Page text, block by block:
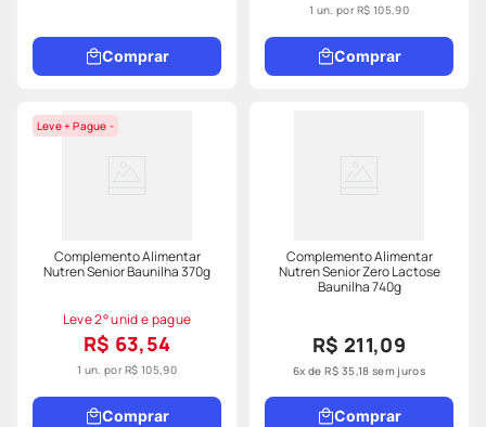
Comprar
1 un. porR$ 105,90
Comprar
Leve + Pague -
Complemento Alimentar
Nutren Senior Baunilha 370g
Leve 2° unid e pague
R$ 63,54
1 un. porR$ 105,90
Comprar
Complemento Alimentar
Nutren Senior Zero Lactose
Baunilha 740g
R$ 211,09
6x deR$ 35,18 sem juros
Comprar